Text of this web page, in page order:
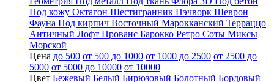
Под кожу Октагон Шестигранник Пэчворк Шеврон
Фауна Под кирпич Восточный Марокканский Терраццо
Античный Лофт Прованс Барокко Ретро Соты Миксы
Морской
Цена до 500 от 500 до 1000 от 1000 до 2500 от 2500 до
5000 от 5000 до 10000 от 10000
Цвет Бежевый Белый Бирюзовый Болотный Бордовый